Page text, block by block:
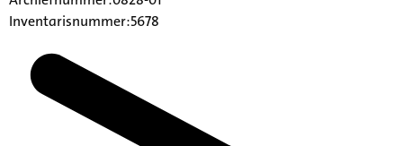
Inventarisnummer:5678